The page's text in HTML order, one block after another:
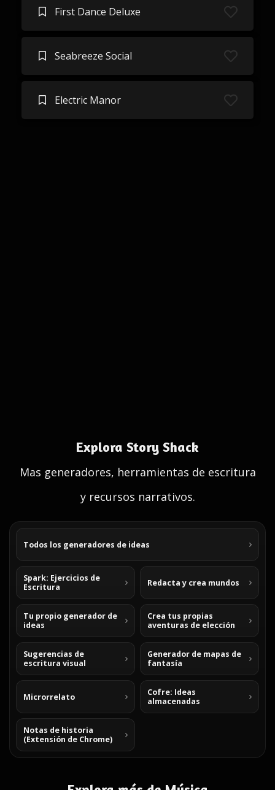
First Dance Deluxe
Seabreeze Social
Electric Manor
Explora Story Shack
Mas generadores, herramientas de escritura
y recursos narrativos.
Todos los generadores de ideas
Spark: Ejercicios de
Escritura
Redacta y crea mundos
Tu propio generador de
ideas
Crea tus propias
aventuras de elección
Sugerencias de
escritura visual
Generador de mapas de
fantasía
Microrrelato
Cofre: Ideas
almacenadas
Notas de historia
(Extensión de Chrome)